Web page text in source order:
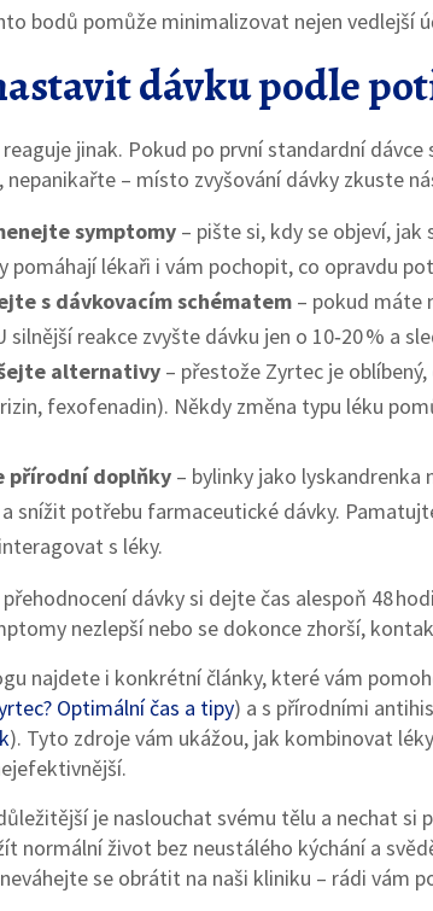
bodů pomůže minimalizovat nejen vedlejší
dávku podle
reaguje jinak. Pokud po první standardní
nepanikařte – místo zvyšování dávky zkuste
symptomy – pište si, kdy se objeví,
pomáhají lékaři i vám pochopit, co opravdu
s dávkovacím schématem – pokud máte
silnější reakce zvyšte dávku jen o 10‑20 % a
alternativy – přestože Zyrtec je
fexofenadin). Někdy změna typu léku
přírodní doplňky – bylinky jako
snížit potřebu farmaceutické dávky.
s léky.
dávky si dejte čas alespoň 48
nezlepší nebo se dokonce zhorší,
najdete i konkrétní články, které vám
Optimální čas a tipy) a s přírodními
). Tyto zdroje vám ukážou, jak kombinovat
je naslouchat svému tělu a nechat si
normální život bez neustálého kýchání a
se obrátit na naši kliniku – rádi vám